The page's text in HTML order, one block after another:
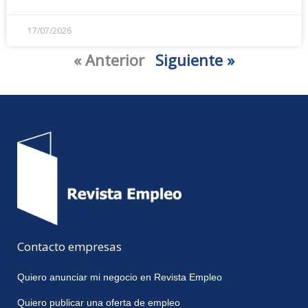
17/07/2026
« Anterior Siguiente »
Contacto empresas
Quiero anunciar mi negocio en Revista Empleo
Quiero publicar una oferta de empleo